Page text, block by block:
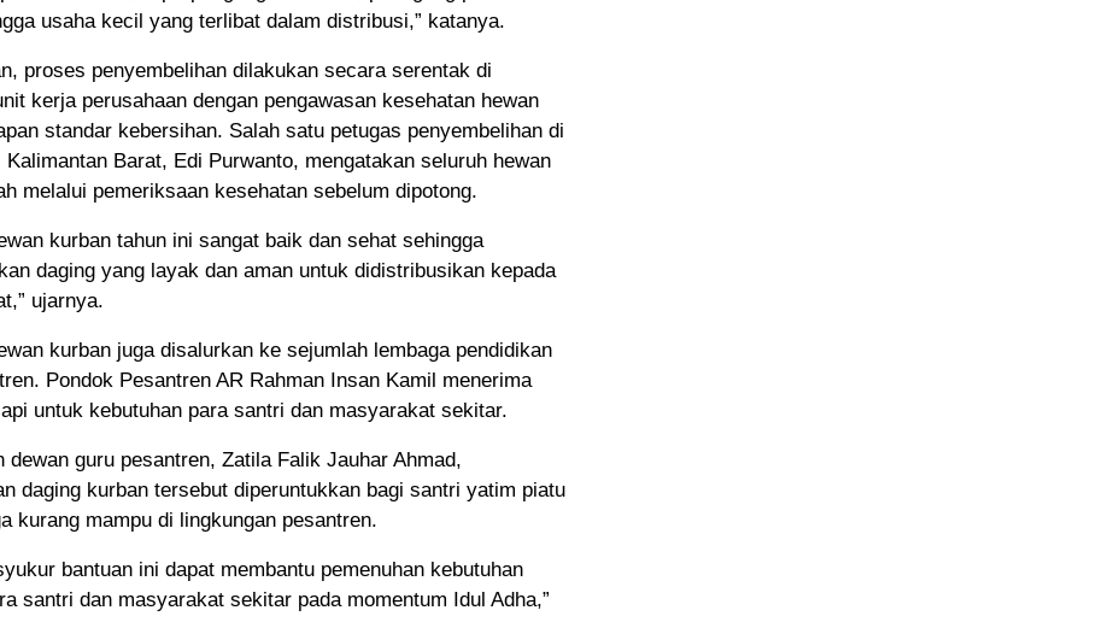
usaha kecil yang terlibat dalam distribusi,” katanya.
proses penyembelihan dilakukan secara serentak di
kerja perusahaan dengan pengawasan kesehatan hewan
standar kebersihan. Salah satu petugas penyembelihan di
Kalimantan Barat, Edi Purwanto, mengatakan seluruh hewan
melalui pemeriksaan kesehatan sebelum dipotong.
kurban tahun ini sangat baik dan sehat sehingga
daging yang layak dan aman untuk didistribusikan kepada
ujarnya.
kurban juga disalurkan ke sejumlah lembaga pendidikan
Pondok Pesantren AR Rahman Insan Kamil menerima
untuk kebutuhan para santri dan masyarakat sekitar.
dewan guru pesantren, Zatila Falik Jauhar Ahmad,
daging kurban tersebut diperuntukkan bagi santri yatim piatu
kurang mampu di lingkungan pesantren.
bantuan ini dapat membantu pemenuhan kebutuhan
santri dan masyarakat sekitar pada momentum Idul Adha,”